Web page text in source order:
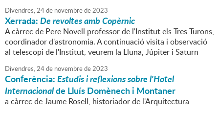
Divendres,24de novembrede2023
Xerrada:De revoltes amb Copèrnic
A càrrec de Pere Novell professor de l'Institut els Tres Turons,
coordinador d'astronomia. A continuació visita i observació
al telescopi de l'Institut, veurem la Lluna, Júpiter i Saturn
Divendres,24de novembrede2023
Conferència:Estudis i reflexions sobre l'Hotel
Internacionalde Lluís Domènech i Montaner
a càrrec de Jaume Rosell, historiador de l'Arquitectura